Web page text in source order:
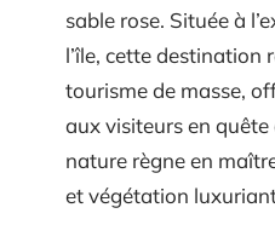
sable rose. Située à
l’île, cette destination
tourisme de masse,
aux visiteurs en
nature règne en
et végétation